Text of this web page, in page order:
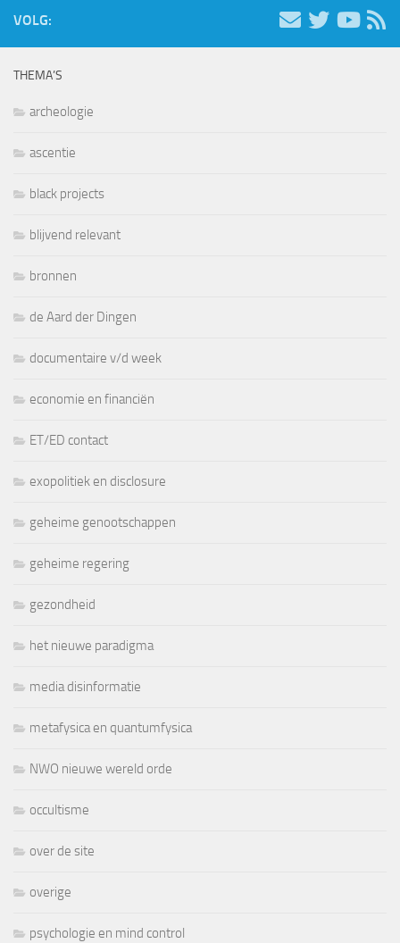
VOLG:
THEMA’S
archeologie
ascentie
black projects
blijvend relevant
bronnen
de Aard der Dingen
documentaire v/d week
economie en financiën
ET/ED contact
exopolitiek en disclosure
geheime genootschappen
geheime regering
gezondheid
het nieuwe paradigma
media disinformatie
metafysica en quantumfysica
NWO nieuwe wereld orde
occultisme
over de site
overige
psychologie en mind control